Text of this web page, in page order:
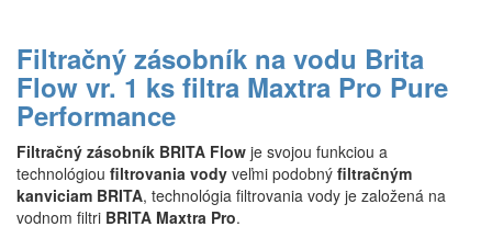
Filtračný zásobník na vodu Brita
Flow vr. 1 ks filtra Maxtra Pro Pure
Performance
Filtračný zásobník BRITA Flow je svojou funkciou a
technológiou filtrovania vody veľmi podobný filtračným
kanviciam BRITA, technológia filtrovania vody je založená na
vodnom filtri BRITA Maxtra Pro.